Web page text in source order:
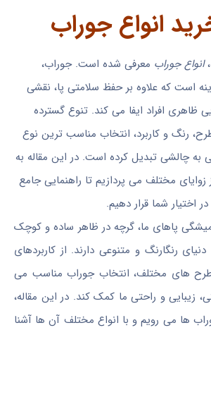
انواع جوراب
انواع جوراب معرفی شده است. جوراب،
است که علاوه بر حفظ سلامتی پا، نقشی
ظاهری افراد ایفا می کند. تنوع گسترده
رنگ و کاربرد، انتخاب مناسب ترین نوع
به چالشی تبدیل کرده است. در این مقاله به
زوایای مختلف می پردازیم تا راهنمایی جامع
اختیار شما قرار دهیم.
پاهای ما، گرچه در ظاهر ساده و کوچک
رنگارنگ و متنوعی دارند. از کاربردهای
های مختلف، انتخاب جوراب مناسب می
زیبایی و راحتی ما کمک کند. در این مقاله،
ها می رویم و با انواع مختلف آن ها آشنا